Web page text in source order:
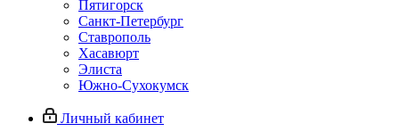
Пятигорск
Санкт-Петербург
Ставрополь
Хасавюрт
Элиста
Южно-Сухокумск
Личный кабинет